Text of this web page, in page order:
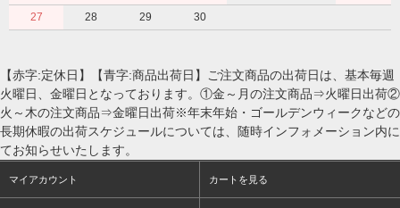
27
28 29 30
【赤字:定休日】【青字:商品出荷日】ご注文商品の出荷日は、基本毎週
火曜日、金曜日となっております。①金～月の注文商品⇒火曜日出荷②
火～木の注文商品⇒金曜日出荷※年末年始・ゴールデンウィークなどの
長期休暇の出荷スケジュールについては、随時インフォメーション内に
てお知らせいたします。
マイアカウント カートを見る